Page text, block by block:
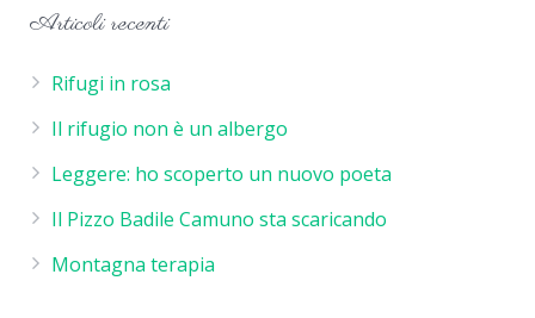
Articoli recenti
Rifugi in rosa
Il rifugio non è un albergo
Leggere: ho scoperto un nuovo poeta
Il Pizzo Badile Camuno sta scaricando
Montagna terapia